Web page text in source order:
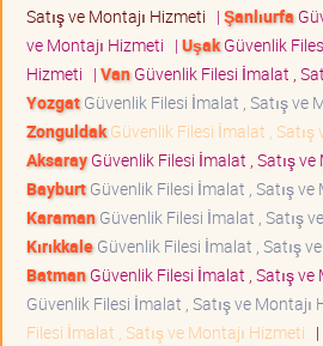
Satış ve Montajı Hizmeti | Şanlıurfa
ve Montajı Hizmeti | UşakGüvenlik
Hizmeti | VanGüvenlik Filesi İmalat ,
YozgatGüvenlik Filesi İmalat , Satış ve
ZonguldakGüvenlik Filesi İmalat , Satış
AksarayGüvenlik Filesi İmalat , Satış ve
BayburtGüvenlik Filesi İmalat , Satış ve
KaramanGüvenlik Filesi İmalat , Satış
KırıkkaleGüvenlik Filesi İmalat , Satış
BatmanGüvenlik Filesi İmalat , Satış ve
Güvenlik Filesi İmalat , Satış ve Montajı
Filesi İmalat , Satış ve Montajı Hizmeti |